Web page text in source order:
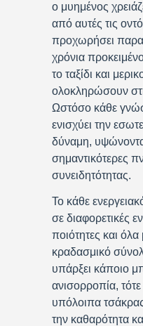
ο μυημένος
από αυτές τις
προχωρήσει
χρόνια
το ταξίδι και
ολοκληρώσουν
Ωστόσο κάθε
ενισχύει την
δύναμη,
σημαντικότερες
συνειδητότητας.
Το κάθε
σε διαφορετικές
ποιότητες και
κραδασμικό
υπάρξει κάποιο
ανισορροπία,
υπόλοιπα
την καθαρότητα